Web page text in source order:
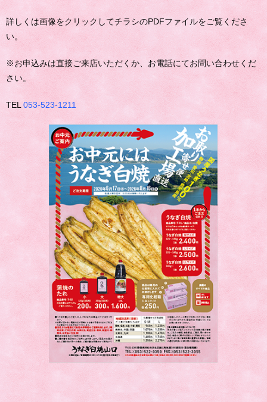
詳しくは画像をクリックしてチラシのPDFファイルをご覧くださ
い。
※お申込みは直接ご来店いただくか、お電話にてお問い合わせくだ
さい。
TEL053-523-1211